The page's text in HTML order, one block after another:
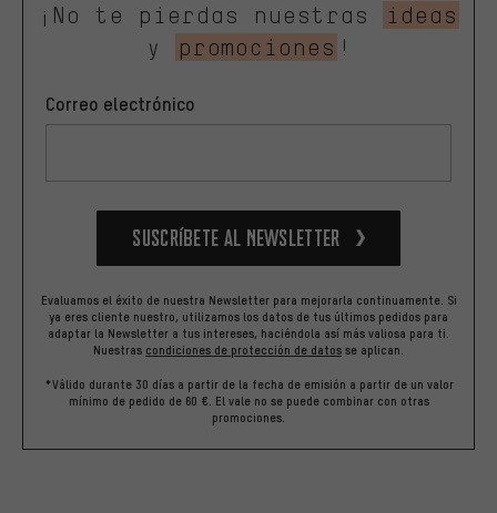
¡No te pierdas nuestras
ideas
y
promociones !
Correo electrónico
Suscríbete al newsletter
Evaluamos el éxito de nuestra Newsletter para mejorarla continuamente. Si
ya eres cliente nuestro, utilizamos los datos de tus últimos pedidos para
adaptar la Newsletter a tus intereses, haciéndola así más valiosa para ti.
Nuestras condiciones de protección de datos se aplican.
*Válido durante 30 días a partir de la fecha de emisión a partir de un valor
mínimo de pedido de 60 €. El vale no se puede combinar con otras
promociones.